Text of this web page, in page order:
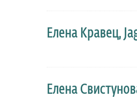
Елена Кравец,
Елена